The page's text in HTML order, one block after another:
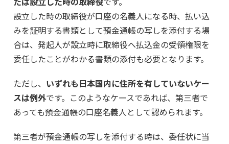
設立した時の取締役が口座の名義人になる時、払い込
みを証明する書類として預金通帳の写しを添付する場
合は、発起人が設立時に取締役へ払込金の受領権限を
委任したことがわかる書類の添付も必要となります。
ただし、 いずれも日本国内に住所を有していないケー
スは例外です。このようなケースであれば、第三者で
あっても預金通帳の口座名義人として認められます。
第三者が預金通帳の写しを添付する時は、委任状に当